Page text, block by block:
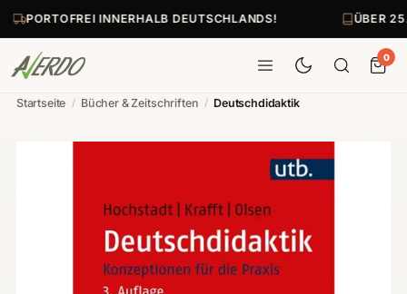
PORTOFREI INNERHALB DEUTSCHLANDS! ÜBER
0
Startseite / Bücher & Zeitschriften / Deutschdidaktik